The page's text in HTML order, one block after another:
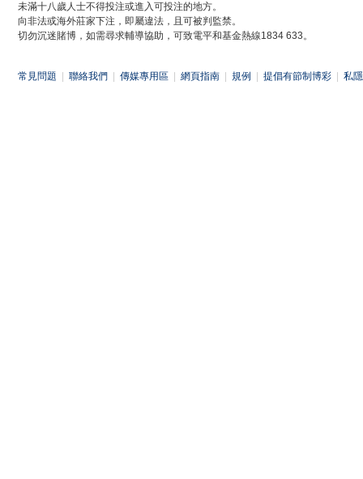
未滿十八歲人士不得投注或進入可投注的地方。
向非法或海外莊家下注，即屬違法，且可被判監禁。
切勿沉迷賭博，如需尋求輔導協助，可致電平和基金熱線1834 633。
常見問題 聯絡我們 傳媒專用區 網頁指南 規例 提倡有節制博彩 私